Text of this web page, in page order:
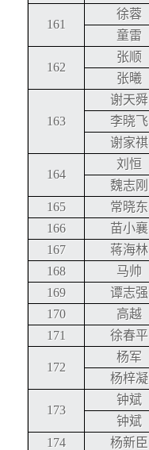
161
徐蓉
童雷
162
张顺
张曦
163
谢天舜
李晓飞
谢家祺
164
刘恒
魏志刚
165
常晓东
166
苗小襄
167
蒋海林
168
马帅
169
谭志强
170
高越
171
徐春平
172
杨军
杨梓凝
173
钟斌
钟斌
174
杨新臣